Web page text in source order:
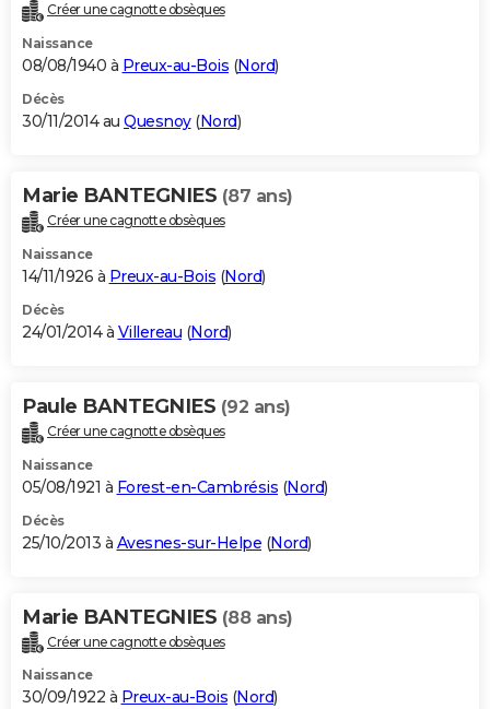
Créer une cagnotte obsèques
Naissance
08/08/1940 à Preux-au-Bois (Nord)
Décès
30/11/2014 au Quesnoy(Nord)
Marie BANTEGNIES (87 ans)
Créer une cagnotte obsèques
Naissance
14/11/1926 à Preux-au-Bois (Nord)
Décès
24/01/2014 à Villereau (Nord)
Paule BANTEGNIES (92 ans)
Créer une cagnotte obsèques
Naissance
05/08/1921 à Forest-en-Cambrésis (Nord)
Décès
25/10/2013 à Avesnes-sur-Helpe (Nord)
Marie BANTEGNIES (88 ans)
Créer une cagnotte obsèques
Naissance
30/09/1922 à Preux-au-Bois (Nord)